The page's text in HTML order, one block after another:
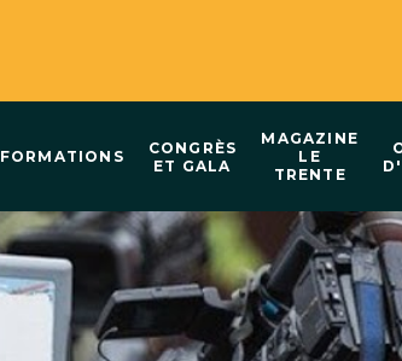
FORMATIONS
CONGRÈS
ET GALA
MAGAZINE
LE
TRENTE